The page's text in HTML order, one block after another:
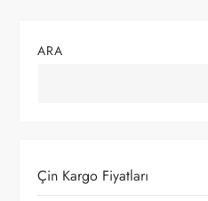
e
ARA
Çin Kargo Fiyatları